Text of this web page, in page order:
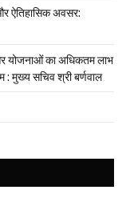
ऐतिहासिक अवसर:
योजनाओं का अधिकतम लाभ
: मुख्य सचिव श्री बर्णवाल